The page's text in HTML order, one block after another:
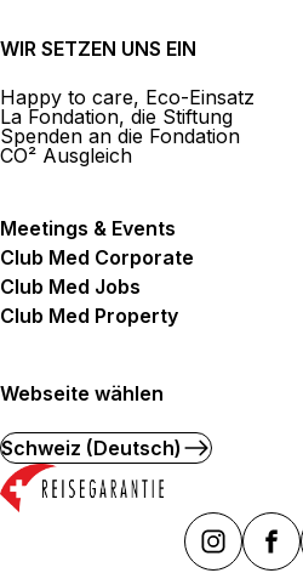
WIR SETZEN UNS EIN
Happy to care, Eco-Einsatz
La Fondation, die Stiftung
Spenden an die Fondation
CO² Ausgleich
Meetings & Events
Club Med Corporate
Club Med Jobs
Club Med Property
Webseite wählen
Schweiz (Deutsch)